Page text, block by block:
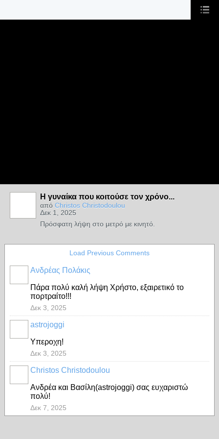
Η γυναίκα που κοιτούσε τον χρόνο...
από Christos Christodoulou
Δεκ 1, 2025
Πρόσφατη λήψη στο μετρό με κινητό.
Load Previous Comments
Ανδρέας Πολάκις
Πάρα πολύ καλή λήψη Χρήστο, εξαιρετικό το
πορτραίτο!!!
Δεκ 3, 2025
astrojoggi
Υπεροχη!
Δεκ 3, 2025
Christos Christodoulou
Ανδρέα και Βασίλη(astrojoggi) σας ευχαριστώ
πολύ!
Δεκ 7, 2025